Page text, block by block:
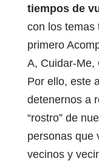
tiempos de
con los temas
primero
A, Cuidar-Me,
Por ello, este
detenernos a
“rostro” de
personas que
vecinos y